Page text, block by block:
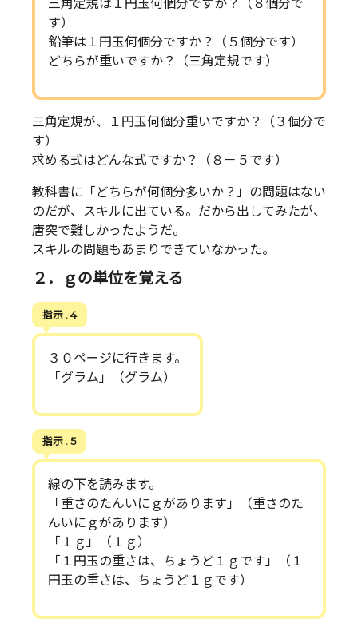
三角定規は１円玉何個分ですか？（８個分で
す）
鉛筆は１円玉何個分ですか？（５個分です）
どちらが重いですか？（三角定規です）
三角定規が、１円玉何個分重いですか？（３個分で
す）
求める式はどんな式ですか？（８－５です）
教科書に「どちらが何個分多いか？」の問題はない
のだが、スキルに出ている。だから出してみたが、
唐突で難しかったようだ。
スキルの問題もあまりできていなかった。
２．ｇの単位を覚える
指示 . 4
３０ページに行きます。
「グラム」（グラム）
指示 . 5
線の下を読みます。
「重さのたんいにｇがあります」（重さのた
んいにｇがあります）
「１ｇ」（１ｇ）
「１円玉の重さは、ちょうど１ｇです」（１
円玉の重さは、ちょうど１ｇです）